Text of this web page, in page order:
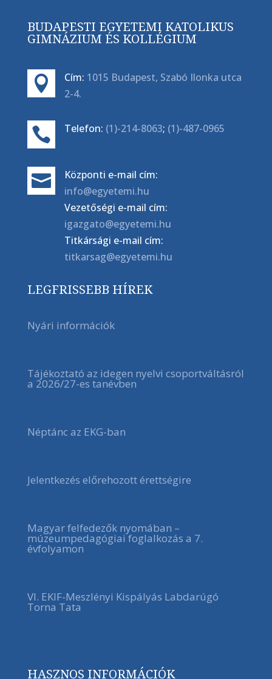
BUDAPESTI EGYETEMI KATOLIKUS
GIMNÁZIUM ÉS KOLLÉGIUM
 Cím: 1015 Budapest, Szabó Ilonka utca
2-4.
 Telefon: (1)-214-8063; (1)-487-0965

Központi e-mail cím:
info@egyetemi.hu
Vezetőségi e-mail cím:
igazgato@egyetemi.hu
Titkársági e-mail cím:
titkarsag@egyetemi.hu
LEGFRISSEBB HÍREK
Nyári információk
Tájékoztató az idegen nyelvi csoportváltásról
a 2026/27-es tanévben
Néptánc az EKG-ban
Jelentkezés előrehozott érettségire
Magyar felfedezők nyomában –
múzeumpedagógiai foglalkozás a 7.
évfolyamon
VI. EKIF-Meszlényi Kispályás Labdarúgó
Torna Tata
HASZNOS INFORMÁCIÓK